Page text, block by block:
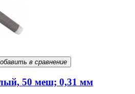
в сравнение
50 меш; 0,31 мм